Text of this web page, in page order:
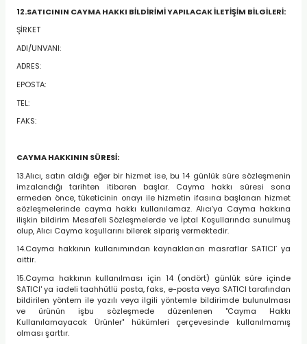
12.SATICININ CAYMA HAKKI BİLDİRİMİ YAPILACAK İLETİŞİM BİLGİLERİ:
ŞİRKET
ADI/UNVANI:
ADRES:
EPOSTA:
TEL:
FAKS:
CAYMA HAKKININ SÜRESİ:
13.Alıcı, satın aldığı eğer bir hizmet ise, bu 14 günlük süre sözleşmenin
imzalandığı tarihten itibaren başlar. Cayma hakkı süresi sona
ermeden önce, tüketicinin onayı ile hizmetin ifasına başlanan hizmet
sözleşmelerinde cayma hakkı kullanılamaz. Alıcı’ya Cayma hakkına
ilişkin bildirim Mesafeli Sözleşmelerde ve İptal Koşullarında sunulmuş
olup, Alıcı Cayma koşullarını bilerek sipariş vermektedir.
14.Cayma hakkının kullanımından kaynaklanan masraflar SATICI’ ya
aittir.
15.Cayma hakkının kullanılması için 14 (ondört) günlük süre içinde
SATICI' ya iadeli taahhütlü posta, faks, e-posta veya SATICI tarafından
bildirilen yöntem ile yazılı veya ilgili yöntemle bildirimde bulunulması
ve ürünün işbu sözleşmede düzenlenen "Cayma Hakkı
Kullanılamayacak Ürünler" hükümleri çerçevesinde kullanılmamış
olması şarttır.